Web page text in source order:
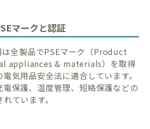
マークと認証
全製品でPSEマーク（Product
appliances & materials）を取得
気用品安全法に適合しています。
電保護、温度管理、短絡保護などの
ています。